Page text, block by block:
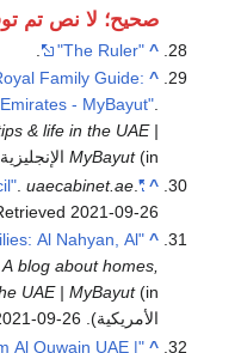
صحيح؛ لا نص تم
^
"The Ruler"
^
Family Guide:
- MyBayut".
& life in the UAE |
MyBayut(in الإنجليزية الأمريكية)
^
"Federal Supreme Council"
.uaecabinet.ae .
2021-09-26
^
Al Nahyan, Al
A blog about homes,
UAE | MyBayut
الأمريكية). Retrieved
09-26
^
Al Quwain UAE |